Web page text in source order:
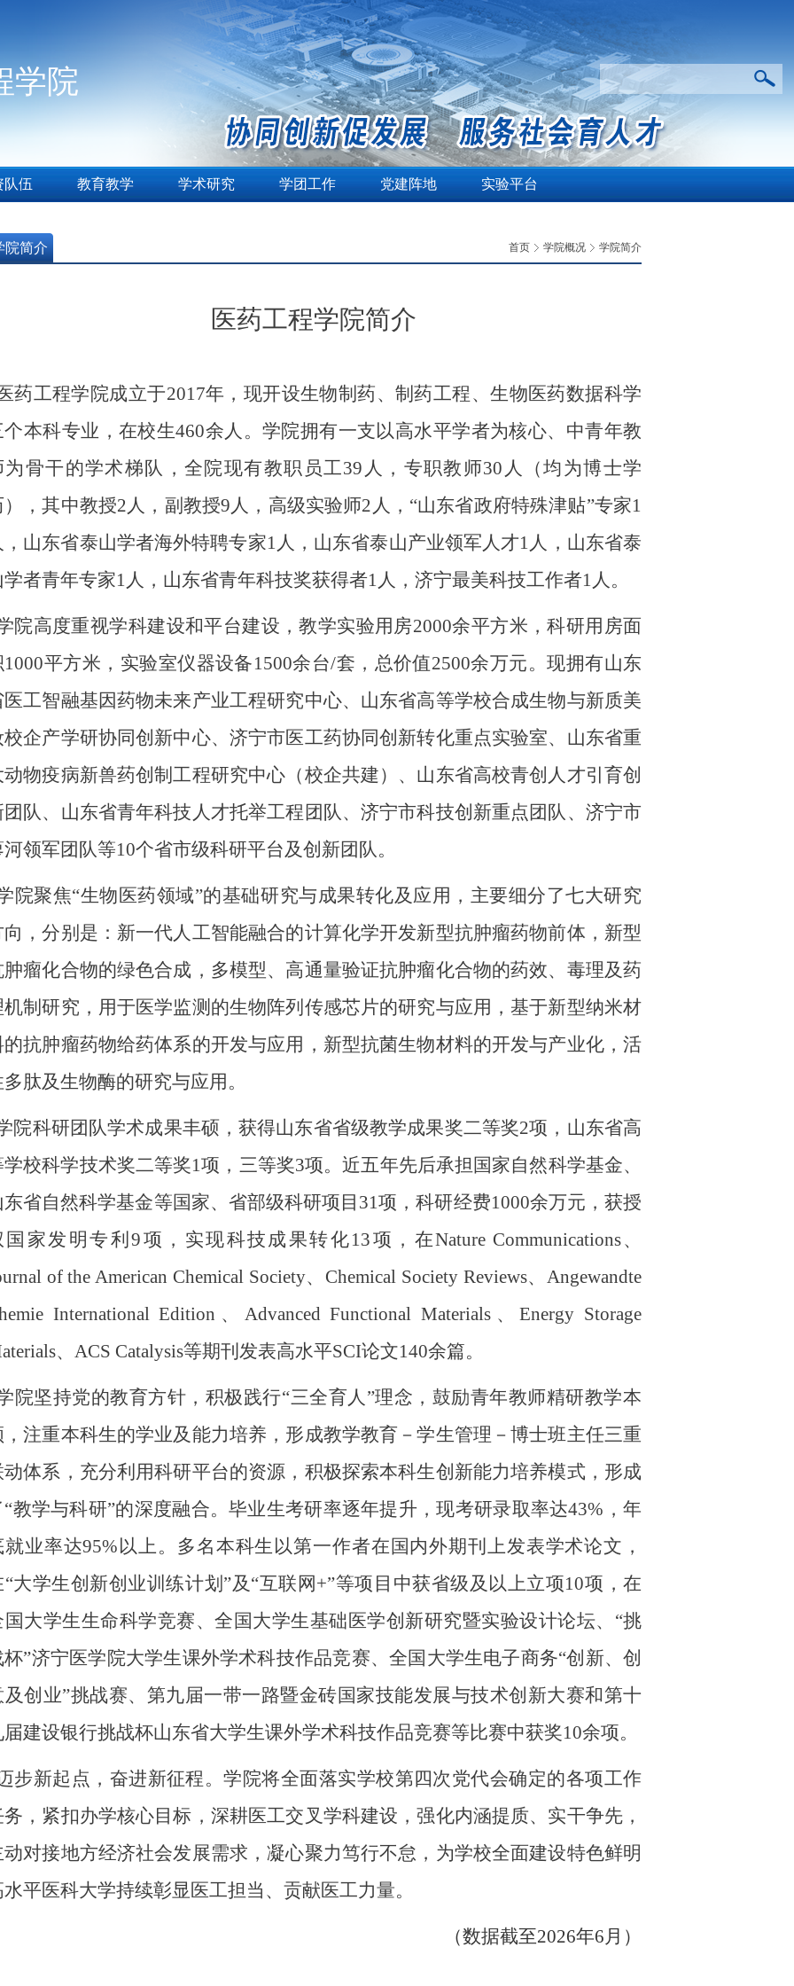
学院
队伍 教育教学 学术研究 学团工作 党建阵地 实验平台
院简介 首页 学院概况 学院简介
医药工程学院简介
药工程学院成立于2017年， 现开设生物制药、制药工程、生物医药数据科学
个本科专业，在校生460余人。学院拥有一支以高水平学者为核心、中青年教
为骨干的学术梯队，全院现有教职员工39 人，专职教师30 人（均为博士学
），其中教授2人，副教授9人，高级实验师2 人，“山东省政府特殊津贴”专家1
，山东省泰山学者海外特聘专家1人，山东省泰山产业领军人才1人，山东省泰
学者青年专家1人，山东省青年科技奖获得者1人，济宁最美科技工作者1人。
院高度重视学科建设和平台建设，教学实验用房2000余平方米，科研用房面
1000平方米，实验室仪器设备1500余台/套，总价值2500余万元。现拥有山东
医工智融基因药物未来产业工程研究中心、山东省高等学校合成生物与新质美
校企产学研协同创新中心、济宁市医工药协同创新转化重点实验室、山东省重
动物疫病新兽药创制工程研究中心（校企共建）、山东省高校青创人才引育创
团队、山东省青年科技人才托举工程团队、济宁市科技创新重点团队、济宁市
河领军团队等10个省市级科研平台及创新团队。
院聚焦“生物医药领域”的基础研究与成果转化及应用，主要细分了七大研究
向，分别是：新一代人工智能融合的计算化学开发新型抗肿瘤药物前体，新型
肿瘤化合物的绿色合成，多模型、高通量验证抗肿瘤化合物的药效、毒理及药
机制研究，用于医学监测的生物阵列传感芯片的研究与应用，基于新型纳米材
的抗肿瘤药物给药体系的开发与应用，新型抗菌生物材料的开发与产业化，活
肽及生物酶的研究与应用。
院科研团队学术成果丰硕，获得山东省省级教学成果奖二等奖2项，山东省高
学校科学技术奖二等奖1项，三等奖3项。近五年先后承担国家自然科学基金、
东省自然科学基金等国家、省部级科研项目31项，科研经费1000余万元，获授
国家发明专利9项，实现科技成果转化13项， 在Nature Communications、
of the American Chemical Society、Chemical Society Reviews、Angewandte
International Edition 、 Advanced Functional Materials 、Energy Storage
ials、 ACS Catalysis等期刊发表高水平SCI论文140余篇。
院坚持党的教育方针，积极践行“三全育人”理念，鼓励青年教师精研教学本
，注重本科生的学业及能力培养，形成教学教育－学生管理－博士班主任三重
动体系，充分利用科研平台的资源，积极探索本科生创新能力培养模式，形成
“教学与科研”的深度融合。毕业生考研率逐年提升，现考研录取率达43% ，年
就业率达95% 以上。多名本科生以第一作者在国内外期刊上发表学术论文 ，
“大学生创新创业训练计划 ”及 “互联网+”等项目 中获省级及以上立项10项 ，在
国大学生生命科学竞赛、 全国大学生基础医学创新研究暨实验设计论坛、 “挑
杯”济宁医学院大学生课外学术科技作品竞赛、全国大学生电子商务“创新、创
及创业”挑战赛、第九届一带一路暨金砖国家技能发展与技术创新大赛和第十
届建设银行挑战杯山东省大学生课外学术科技作品竞赛等比赛中获奖10余项。
步新起点，奋进新征程。学院将全面落实学校第四次党代会确定的各项工作
务，紧扣办学核心目标，深耕医工交叉学科建设，强化内涵提质、实干争先，
动对接地方经济社会发展需求，凝心聚力笃行不怠，为学校全面建设特色鲜明
水平医科大学持续彰显医工担当、贡献医工力量。
（数据截至2026年6月）